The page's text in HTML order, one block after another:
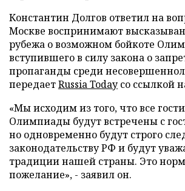
Константин Долгов ответил на
Москве воспринимают
рубежа о возможном бойкоте
вступившего в силу закона о
пропаганды среди
передаетRussia Today со ссылкой
«Мы исходим из того, что все
Олимпиады будут встречены с
но одновременно будут строго
законодательству РФ и будут
традиции нашей страны. Это
пожелание», - заявил он.